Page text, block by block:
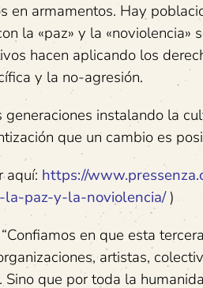
en armamentos. Hay
la «paz» y la
hacen aplicando los
y la no-agresión.
instalando la
que un cambio es
aquí: https://
paz-y-la-noviolencia/)
en que esta
artistas,
que por toda la